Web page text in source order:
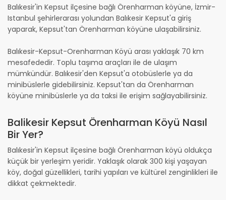
Balıkesir'in Kepsut ilçesine bağlı Örenharman köyüne, İzmir-
Istanbul şehirlerarası yolundan Balıkesir Kepsut'a giriş
yaparak, Kepsut'tan Örenharman köyüne ulaşabilirsiniz.
Balıkesir-Kepsut-Orenharman Köyü arası yaklaşık 70 km
mesafededir. Toplu taşıma araçları ile de ulaşım
mümkündür. Balıkesir'den Kepsut'a otobüslerle ya da
minibüslerle gidebilirsiniz. Kepsut'tan da Örenharman
köyüne minibüslerle ya da taksi ile erişim sağlayabilirsiniz.
Balikesir Kepsut Örenharman Köyü Nasıl
Bir Yer?
Balıkesir'in Kepsut ilçesine bağlı Örenharman köyü oldukça
küçük bir yerleşim yeridir. Yaklaşık olarak 300 kişi yaşayan
köy, doğal güzellikleri, tarihi yapıları ve kültürel zenginlikleri ile
dikkat çekmektedir.